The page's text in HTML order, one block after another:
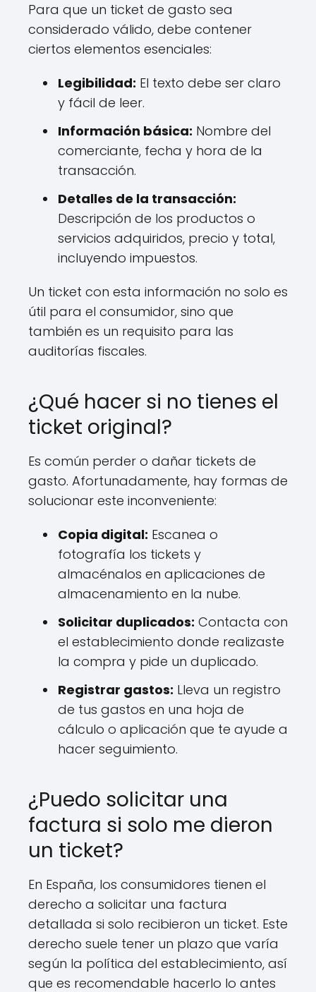
Para que un ticket de gasto sea
considerado válido, debe contener
ciertos elementos esenciales:
Legibilidad: El texto debe ser claro
y fácil de leer.
Información básica: Nombre del
comerciante, fecha y hora de la
transacción.
Detalles de la transacción:
Descripción de los productos o
servicios adquiridos, precio y total,
incluyendo impuestos.
Un ticket con esta información no solo es
útil para el consumidor, sino que
también es un requisito para las
auditorías fiscales.
¿Qué hacer si no tienes el
ticket original?
Es común perder o dañar tickets de
gasto. Afortunadamente, hay formas de
solucionar este inconveniente:
Copia digital: Escanea o
fotografía los tickets y
almacénalos en aplicaciones de
almacenamiento en la nube.
Solicitar duplicados: Contacta con
el establecimiento donde realizaste
la compra y pide un duplicado.
Registrar gastos: Lleva un registro
de tus gastos en una hoja de
cálculo o aplicación que te ayude a
hacer seguimiento.
¿Puedo solicitar una
factura si solo me dieron
un ticket?
En España, los consumidores tienen el
derecho a solicitar una factura
detallada si solo recibieron un ticket. Este
derecho suele tener un plazo que varía
según la política del establecimiento, así
que es recomendable hacerlo lo antes